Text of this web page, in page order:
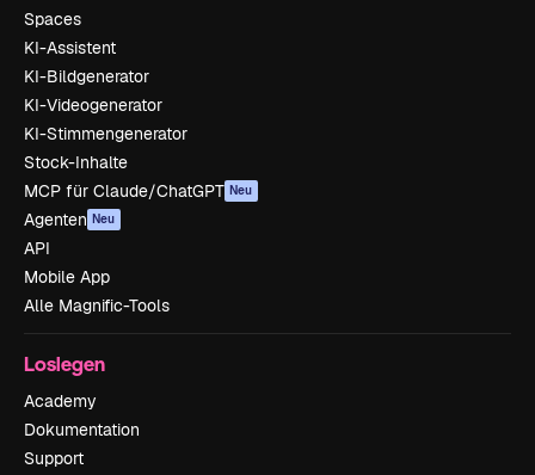
Spaces
KI-Assistent
KI-Bildgenerator
KI-Videogenerator
KI-Stimmengenerator
Stock-Inhalte
MCP für Claude/ChatGPT Neu
Agenten Neu
API
Mobile App
Alle Magnific-Tools
Loslegen
Academy
Dokumentation
Support